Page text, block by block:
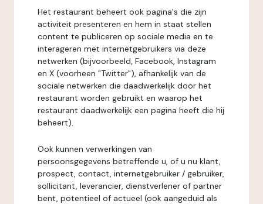
Het restaurant beheert ook pagina's die zijn
activiteit presenteren en hem in staat stellen
content te publiceren op sociale media en te
interageren met internetgebruikers via deze
netwerken (bijvoorbeeld, Facebook, Instagram
en X (voorheen "Twitter"), afhankelijk van de
sociale netwerken die daadwerkelijk door het
restaurant worden gebruikt en waarop het
restaurant daadwerkelijk een pagina heeft die hij
beheert).
Ook kunnen verwerkingen van
persoonsgegevens betreffende u, of u nu klant,
prospect, contact, internetgebruiker / gebruiker,
sollicitant, leverancier, dienstverlener of partner
bent, potentieel of actueel (ook aangeduid als